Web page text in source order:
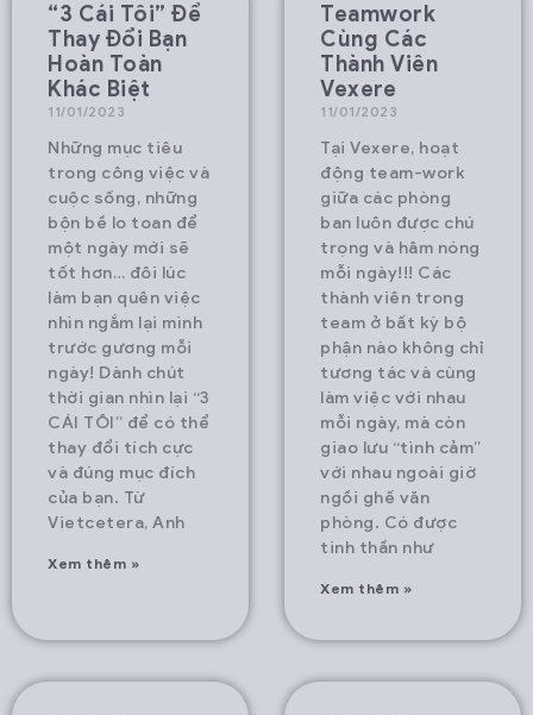
“3 Cái Tôi” Để
Thay Đổi Bạn
Hoàn Toàn
Khác Biệt
11/01/2023
Những mục tiêu
trong công việc và
cuộc sống, những
bộn bề lo toan để
một ngày mới sẽ
tốt hơn… đôi lúc
làm bạn quên việc
nhìn ngắm lại mình
trước gương mỗi
ngày! Dành chút
thời gian nhìn lại “3
CÁI TÔI” để có thể
thay đổi tích cực
và đúng mục đích
của bạn. Từ
Vietcetera, Anh
Xem thêm »
Teamwork
Cùng Các
Thành Viên
Vexere
11/01/2023
Tại Vexere, hoạt
động team-work
giữa các phòng
ban luôn được chú
trọng và hâm nóng
mỗi ngày!!! Các
thành viên trong
team ở bất kỳ bộ
phận nào không chỉ
tương tác và cùng
làm việc với nhau
mỗi ngày, mà còn
giao lưu “tình cảm”
với nhau ngoài giờ
ngồi ghế văn
phòng. Có được
tinh thần như
Xem thêm »